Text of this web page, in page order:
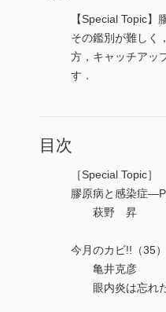
【Special Topic
その鑑別が難しく
方，キャッチアッ
す．
目次
［Special Topic］
膠原病と感染症
萩野 昇
今月のカビ!!（35）
亀井克彦
眼内炎は忘れた